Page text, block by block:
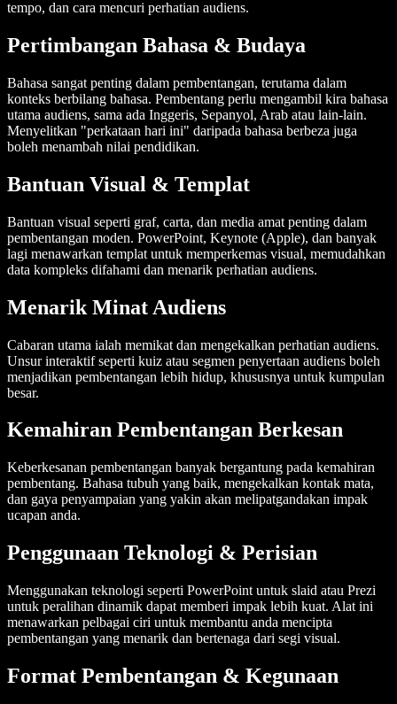
tempo, dan cara mencuri perhatian audiens.
Pertimbangan Bahasa & Budaya
Bahasa sangat penting dalam pembentangan, terutama dalam
konteks berbilang bahasa. Pembentang perlu mengambil kira bahasa
utama audiens, sama ada Inggeris, Sepanyol, Arab atau lain-lain.
Menyelitkan "perkataan hari ini" daripada bahasa berbeza juga
boleh menambah nilai pendidikan.
Bantuan Visual & Templat
Bantuan visual seperti graf, carta, dan media amat penting dalam
pembentangan moden. PowerPoint, Keynote (Apple), dan banyak
lagi menawarkan templat untuk memperkemas visual, memudahkan
data kompleks difahami dan menarik perhatian audiens.
Menarik Minat Audiens
Cabaran utama ialah memikat dan mengekalkan perhatian audiens.
Unsur interaktif seperti kuiz atau segmen penyertaan audiens boleh
menjadikan pembentangan lebih hidup, khususnya untuk kumpulan
besar.
Kemahiran Pembentangan Berkesan
Keberkesanan pembentangan banyak bergantung pada kemahiran
pembentang. Bahasa tubuh yang baik, mengekalkan kontak mata,
dan gaya penyampaian yang yakin akan melipatgandakan impak
ucapan anda.
Penggunaan Teknologi & Perisian
Menggunakan teknologi seperti PowerPoint untuk slaid atau Prezi
untuk peralihan dinamik dapat memberi impak lebih kuat. Alat ini
menawarkan pelbagai ciri untuk membantu anda mencipta
pembentangan yang menarik dan bertenaga dari segi visual.
Format Pembentangan & Kegunaan